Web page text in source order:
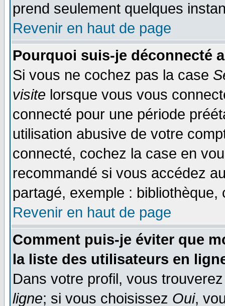
prend seulement quelques
Revenir en haut de page
Pourquoi suis-je déconnecté
Si vous ne cochez pas la case
visite lorsque vous vous
connecté pour une période
utilisation abusive de votre
connecté, cochez la case en
recommandé si vous accédez
partagé, exemple :
Revenir en haut de page
Comment puis-je éviter que
la liste des utilisateurs en
Dans votre profil, vous
ligne; si vous choisissez Oui,